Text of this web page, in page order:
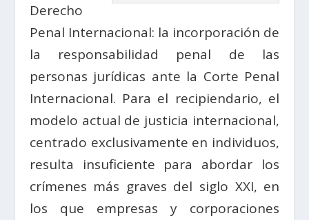
Derecho
Penal Internacional: la incorporación de
la responsabilidad penal de las
personas jurídicas ante la Corte Penal
Internacional. Para el recipiendario, el
modelo actual de justicia internacional,
centrado exclusivamente en individuos,
resulta insuficiente para abordar los
crímenes más graves del siglo XXI, en
los que empresas y corporaciones